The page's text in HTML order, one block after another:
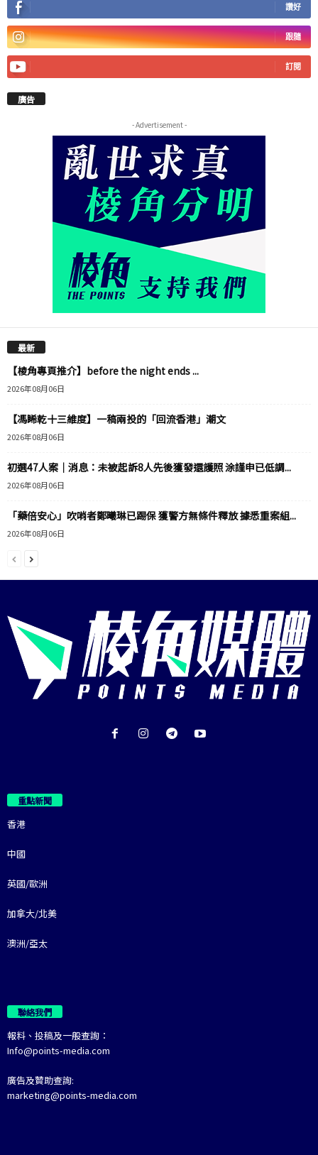
讚好
跟隨
訂閱
廣告
- Advertisement -
最新
【棱角專頁推介】before the night ends ...
2026年08月06日
【馮睎乾十三維度】一稿兩投的「回流香港」潮文
2026年08月06日
初選47人案｜消息：未被起訴8人先後獲發還護照 涂謹申已低調...
2026年08月06日
「藥倍安心」吹哨者鄭曦琳已踢保 獲警方無條件釋放 據悉重案組...
2026年08月06日
重點新聞
香港
中國
英國/歐洲
加拿大/北美
澳洲/亞太
聯絡我們
報料、投稿及一般查詢：
Info@points-media.com
廣告及贊助查詢:
marketing@points-media.com